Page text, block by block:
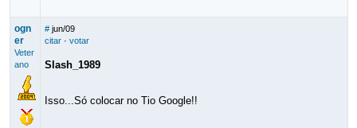
ogn
er
Veter
ano
# jun/09
citar· votar
Slash_1989
Isso...Só colocar no Tio Google!!